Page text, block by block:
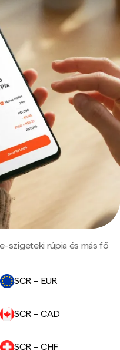
szigeteki rúpia és más fő
SCR – EUR
SCR – CAD
SCR – CHF